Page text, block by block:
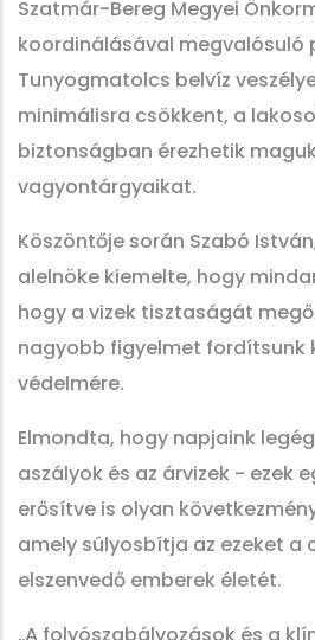
Szatmár-Bereg Megyei
koordinálásával megvalósuló
Tunyogmatolcs belvíz
minimálisra csökkent, a
biztonságban érezhetik
vagyontárgyaikat.
Köszöntője során Szabó
alelnöke kiemelte, hogy
hogy a vizek tisztaságát
nagyobb figyelmet fordítsunk
védelmére.
Elmondta, hogy napjaink
aszályok és az árvizek - ezek
erősítve is olyan
amely súlyosbítja az ezeket a
elszenvedő emberek életét.